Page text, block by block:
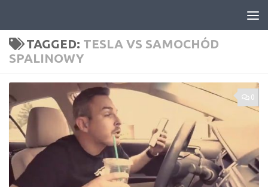
TAGGED: TESLA VS SAMOCHÓD
SPALINOWY
0